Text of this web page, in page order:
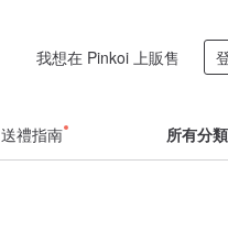
我想在 Pinkoi 上販售
送禮指南 所有分類